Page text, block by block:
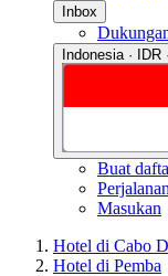
Inbox
Indonesia · IDR
Buat
Perjalanan
Masukan
Hotel di Cabo
Hotel di Pemba